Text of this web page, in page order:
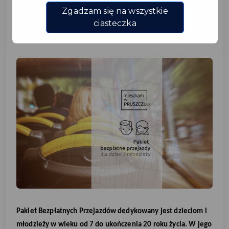
UCZNIÓW W WIEKU 7-20
Pakiet Bezpłatnych Przejazdów dedykowany jest dzieciom i
młodzieży w wieku od 7 do ukończenia 20 roku życia. W jego
Zgadzam się na wszystkie
ciasteczka